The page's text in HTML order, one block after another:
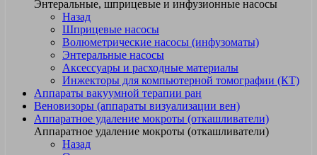
Энтеральные, шприцевые и инфузионные насосы
Назад
Шприцевые насосы
Волюметрические насосы (инфузоматы)
Энтеральные насосы
Аксессуары и расходные материалы
Инжекторы для компьютерной томографии (КТ)
Аппараты вакуумной терапии ран
Веновизоры (аппараты визуализации вен)
Аппаратное удаление мокроты (откашливатели)
Аппаратное удаление мокроты (откашливатели)
Назад